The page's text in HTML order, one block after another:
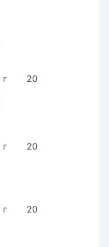
г 20
г 20
г 20